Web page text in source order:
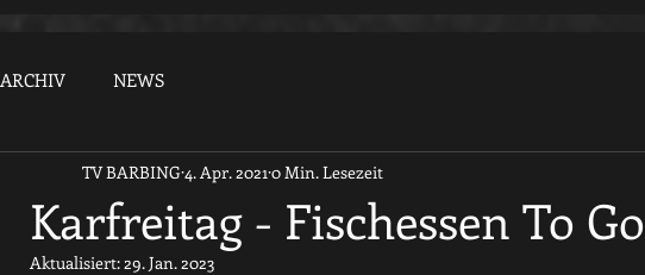
ARCHIV NEWS
Karfreitag - Fischessen To Go
TV BARBING 4. Apr. 2021 0 Min. Lesezeit
Aktualisiert:29. Jan. 2023